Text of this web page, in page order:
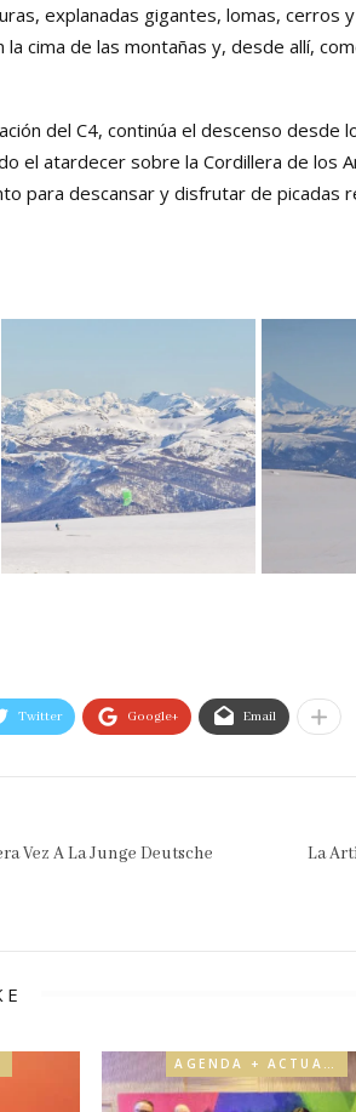
explanadas gigantes, lomas, cerros
cima de las montañas y, desde allí,
del C4, continúa el descenso
el atardecer sobre la Cordillera de los
para descansar y disfrutar de picadas
Twitter Google+ Email
Vez A La Junge Deutsche
La